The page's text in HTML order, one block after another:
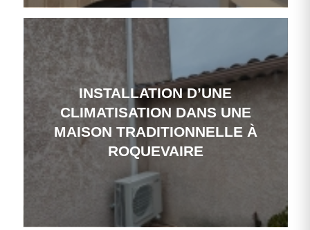
INSTALLATION D’UNE
CLIMATISATION DANS UNE
MAISON TRADITIONNELLE À
ROQUEVAIRE